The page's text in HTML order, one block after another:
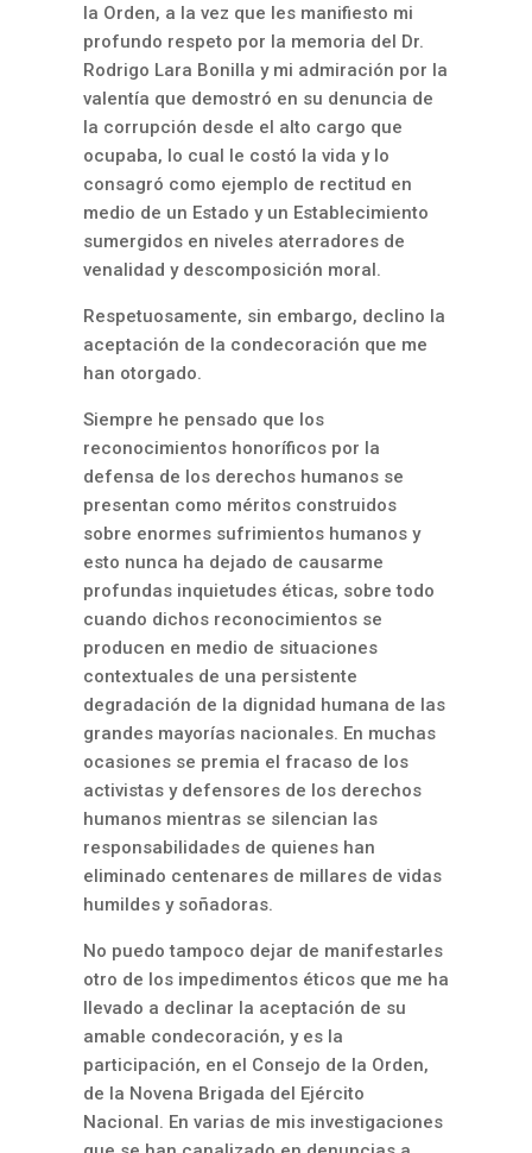
la Orden, a la vez que les manifiesto mi
profundo respeto por la memoria del Dr.
Rodrigo Lara Bonilla y mi admiración por la
valentía que demostró en su denuncia de
la corrupción desde el alto cargo que
ocupaba, lo cual le costó la vida y lo
consagró como ejemplo de rectitud en
medio de un Estado y un Establecimiento
sumergidos en niveles aterradores de
venalidad y descomposición moral.
Respetuosamente, sin embargo, declino la
aceptación de la condecoración que me
han otorgado.
Siempre he pensado que los
reconocimientos honoríficos por la
defensa de los derechos humanos se
presentan como méritos construidos
sobre enormes sufrimientos humanos y
esto nunca ha dejado de causarme
profundas inquietudes éticas, sobre todo
cuando dichos reconocimientos se
producen en medio de situaciones
contextuales de una persistente
degradación de la dignidad humana de las
grandes mayorías nacionales. En muchas
ocasiones se premia el fracaso de los
activistas y defensores de los derechos
humanos mientras se silencian las
responsabilidades de quienes han
eliminado centenares de millares de vidas
humildes y soñadoras.
No puedo tampoco dejar de manifestarles
otro de los impedimentos éticos que me ha
llevado a declinar la aceptación de su
amable condecoración, y es la
participación, en el Consejo de la Orden,
de la Novena Brigada del Ejército
Nacional. En varias de mis investigaciones